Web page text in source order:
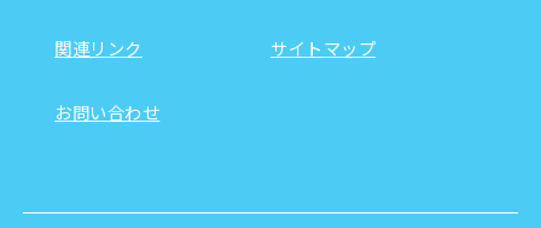
関連リンク サイトマップ
お問い合わせ